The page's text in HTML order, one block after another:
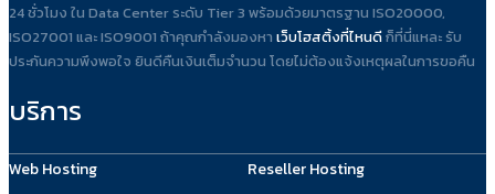
24 ชั่วโมง ใน Data Center ระดับ Tier 3 พร้อมด้วยมาตรฐาน ISO20000,
ISO27001 และ ISO9001 ถ้าคุณกำลังมองหา เว็บโฮสติ้งที่ไหนดีก็ที่นี่แหละ รับ
ประกันความพึงพอใจ ยินดีคืนเงินเต็มจำนวน โดยไม่ต้องแจ้งเหตุผลในการขอคืน
บริการ
Web Hosting
Reseller Hosting